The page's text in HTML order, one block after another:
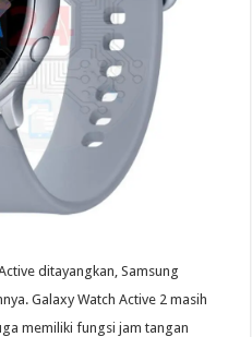
ditayangkan, Samsung
Galaxy Watch Active 2 masih
memiliki fungsi jam tangan